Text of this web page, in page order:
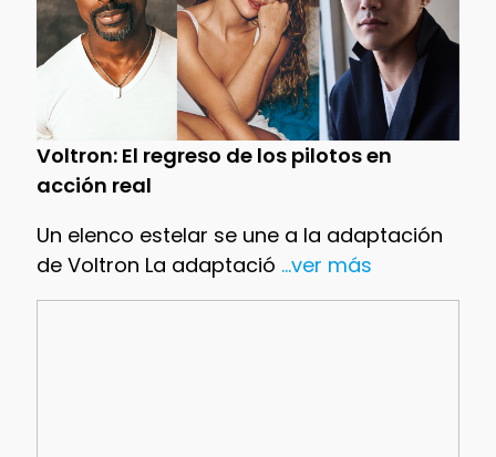
Voltron: El regreso de los pilotos en
acción real
Un elenco estelar se une a la adaptación
de Voltron La adaptació ...ver más